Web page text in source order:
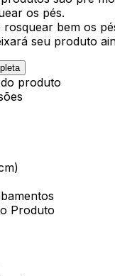
os pés.
rosquear bem os
seu produto
produto
Produto